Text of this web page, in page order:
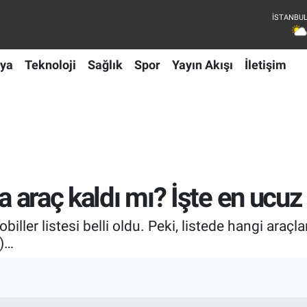
Teknoloji Sağlık Spor Yayın Akışı İletişim
araç kaldı mı? İşte en
listesi belli oldu. Peki, listede hangi